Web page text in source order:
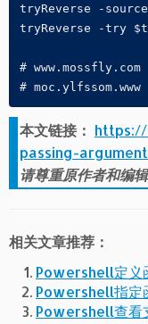
tryReverse -source
tryReverse -try
# www.mossfly.com
# moc.ylfssom.www
本文链接：
passing-
请尊重原作者和编
相关文章推荐：
Powershell定义
Powershell指定
Powershell查看